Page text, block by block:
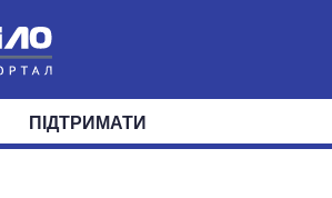
ПІДТРИМАТИ